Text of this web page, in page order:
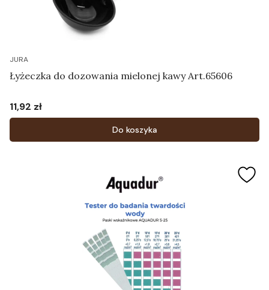
JURA
Łyżeczka do dozowania mielonej kawy Art.65606
Cena
11,92 zł
Do koszyka